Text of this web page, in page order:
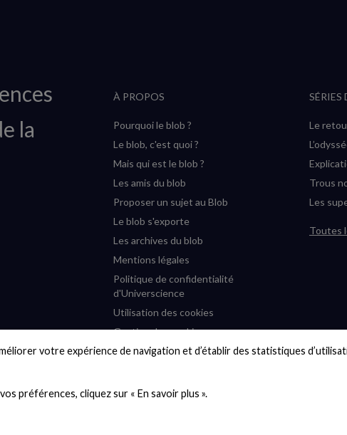
votre expérience de navigation et d’établir des statistiques
la
À PROPOS
Pourquoi le blob ?
Le blob, c'est quoi ?
Mais qui est le blob ?
Les amis du blob
Proposer un sujet au Blob
Le blob s'exporte
Les archives du blob
Mentions légales
Politique de confidentialité
d'Universcience
Utilisation des cookies
Gestion des cookies
Accessibilité : partiellement
SÉRIES
Le
Trous
Les
Toutes